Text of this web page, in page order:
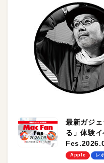
最新ガジ
る」体験
します！
Apple レ